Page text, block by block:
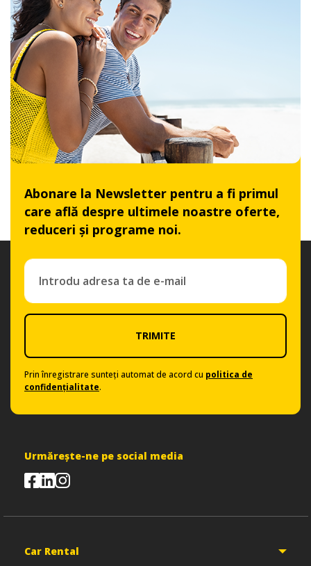
Abonare la Newsletter pentru a fi primul
care află despre ultimele noastre oferte,
reduceri și programe noi.
TRIMITE
Prin înregistrare sunteți automat de acord cu politica de
confidențialitate.
Urmărește-ne pe social media
Car Rental